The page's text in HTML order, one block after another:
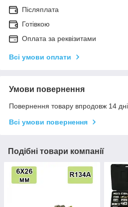
Післяплата
Готівкою
Оплата за реквізитами
Всі умови оплати
Умови повернення
Повернення товару впродовж 14
Всі умови повернення
Подібні товари компанії